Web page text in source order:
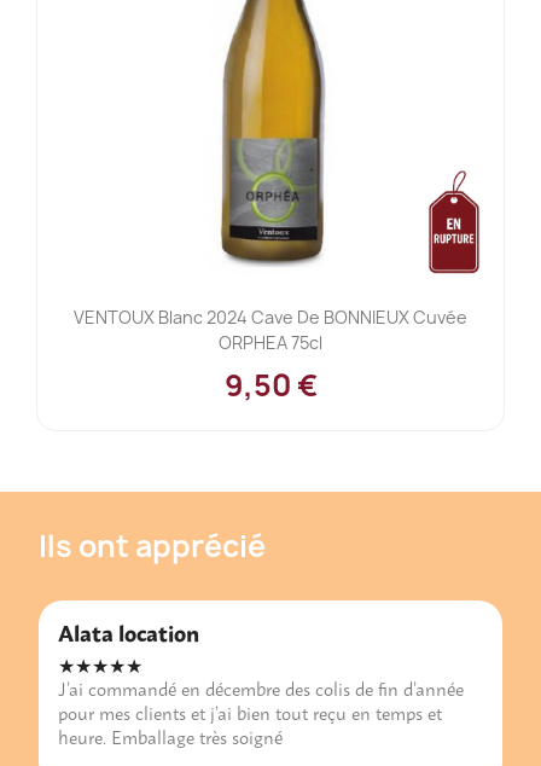
VENTOUX Blanc 2024 Cave De BONNIEUX Cuvée
ORPHEA 75cl
9,50 €
Ils ont apprécié
Alata location
★★★★★
J’ai commandé en décembre des colis de fin d’année
pour mes clients et j’ai bien tout reçu en temps et
heure. Emballage très soigné